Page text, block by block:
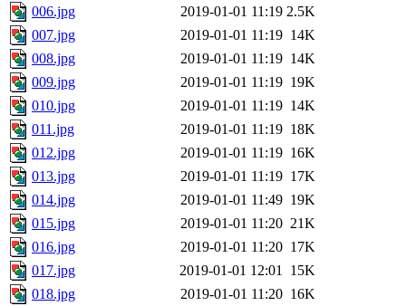
006.jpg
2019-01-01 11:19 2.5K
007.jpg
2019-01-01 11:19 14K
008.jpg
2019-01-01 11:19 14K
009.jpg
2019-01-01 11:19 19K
010.jpg
2019-01-01 11:19 14K
011.jpg
2019-01-01 11:19 18K
012.jpg
2019-01-01 11:19 16K
013.jpg
2019-01-01 11:19 17K
014.jpg
2019-01-01 11:49 19K
015.jpg
2019-01-01 11:20 21K
016.jpg
2019-01-01 11:20 17K
017.jpg
2019-01-01 12:01 15K
018.jpg
2019-01-01 11:20 16K